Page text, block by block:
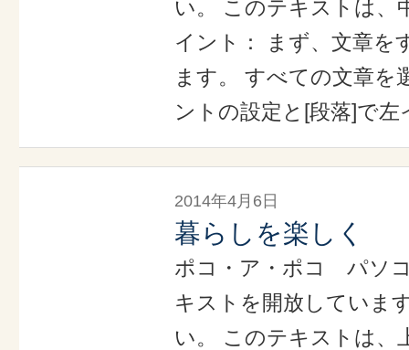
い。 このテキストは、
イント： まず、文章を
ます。 すべての文章を
ントの設定と[段落]で
2014年4月6日
暮らしを楽しく
ポコ・ア・ポコ パソ
キストを開放していま
い。 このテキストは、